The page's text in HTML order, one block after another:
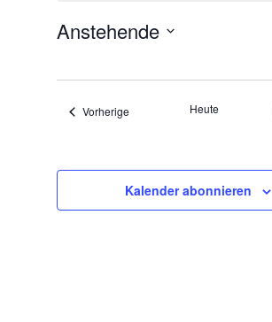
Anstehende
Vorherige Veranstaltungen
Heute
Kalender abonnieren